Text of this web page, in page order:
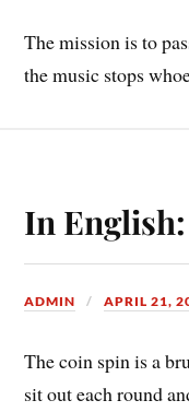
The mission is to
the music stops
In
ADMIN APRIL 21,
The coin spin is a
sit out each round